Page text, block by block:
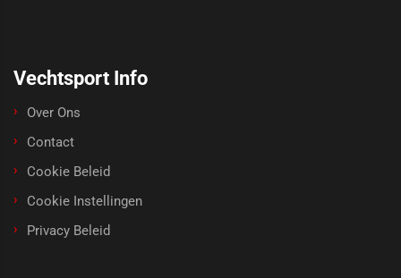
Vechtsport Info
Over Ons
Contact
Cookie Beleid
Cookie Instellingen
Privacy Beleid